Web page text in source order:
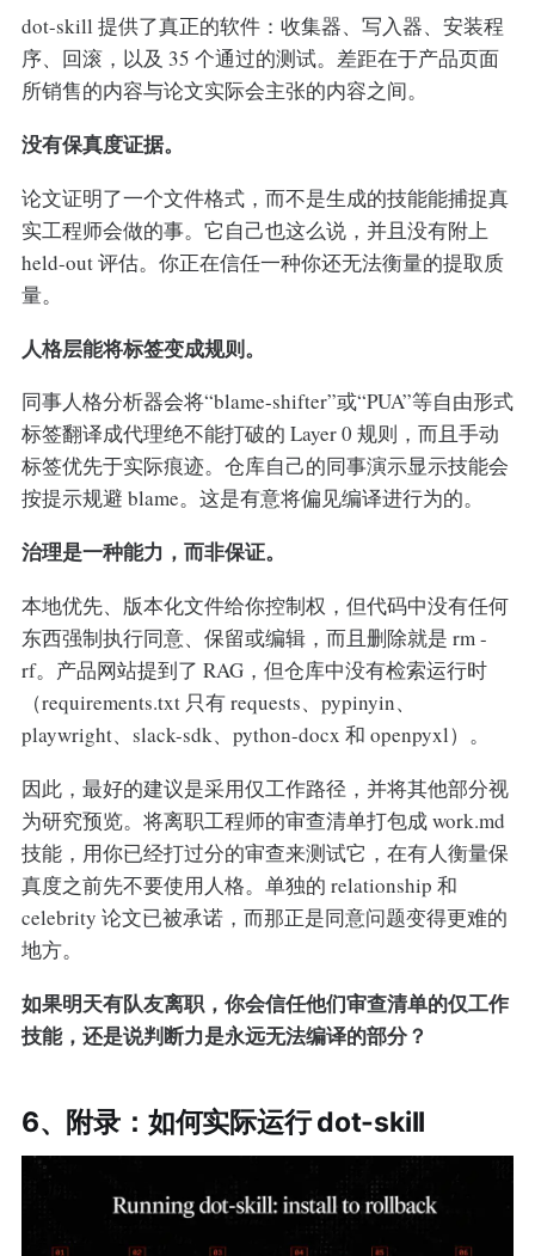
dot-skill 提供了真正的软件：收集器、写入器、安装程
序、回滚，以及 35 个通过的测试。差距在于产品页面
所销售的内容与论文实际会主张的内容之间。
没有保真度证据。
论文证明了一个文件格式，而不是生成的技能能捕捉真
实工程师会做的事。它自己也这么说，并且没有附上
held-out 评估。你正在信任一种你还无法衡量的提取质
量。
人格层能将标签变成规则。
同事人格分析器会将“blame-shifter”或“PUA”等自由形式
标签翻译成代理绝不能打破的 Layer 0 规则，而且手动
标签优先于实际痕迹。仓库自己的同事演示显示技能会
按提示规避 blame。这是有意将偏见编译进行为的。
治理是一种能力，而非保证。
本地优先、版本化文件给你控制权，但代码中没有任何
东西强制执行同意、保留或编辑，而且删除就是 rm -
rf。产品网站提到了 RAG，但仓库中没有检索运行时
（requirements.txt 只有 requests、pypinyin、
playwright、slack-sdk、python-docx 和 openpyxl）。
因此，最好的建议是采用仅工作路径，并将其他部分视
为研究预览。将离职工程师的审查清单打包成 work.md
技能，用你已经打过分的审查来测试它，在有人衡量保
真度之前先不要使用人格。单独的 relationship 和
celebrity 论文已被承诺，而那正是同意问题变得更难的
地方。
如果明天有队友离职，你会信任他们审查清单的仅工作
技能，还是说判断力是永远无法编译的部分？
6、附录：如何实际运行 dot-skill